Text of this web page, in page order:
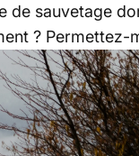
sauvetage
?